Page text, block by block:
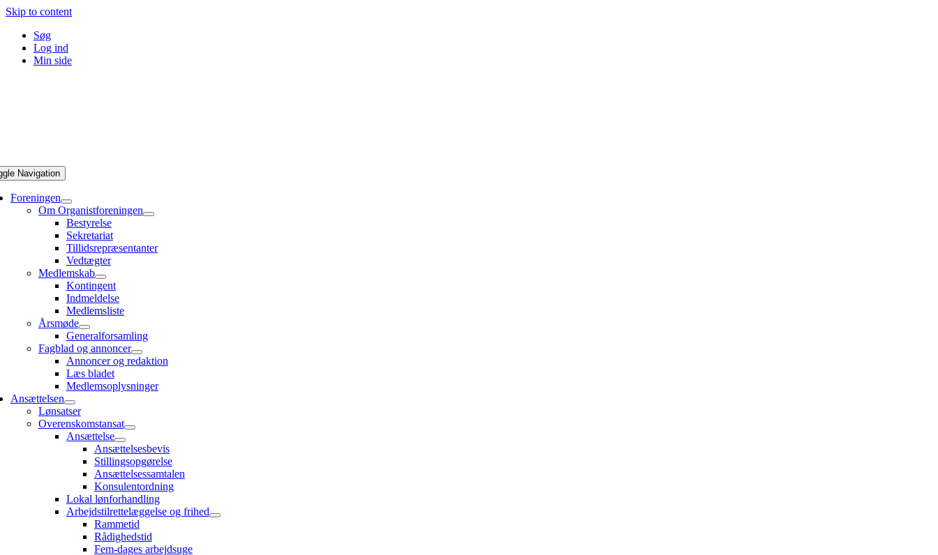
Skip to content
Søg
Log ind
Min side
Navigation
Foreningen
Om Organistforeningen
Bestyrelse
Sekretariat
Tillidsrepræsentanter
Vedtægter
Medlemskab
Kontingent
Indmeldelse
Medlemsliste
Årsmøde
Generalforsamling
Fagblad og annoncer
Annoncer og redaktion
Læs bladet
Medlemsoplysninger
Ansættelsen
Lønsatser
Overenskomstansat
Ansættelse
Ansættelsesbevis
Stillingsopgørelse
Ansættelsessamtalen
Konsulentordning
Lokal lønforhandling
Arbejdstilrettelæggelse og frihed
Rammetid
Rådighedstid
Fem-dages arbejdsuge